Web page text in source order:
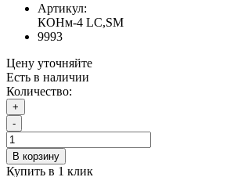
Артикул:
КОНм-4 LC,SM
9993
Цену уточняйте
Есть в наличии
Количество:
+
-
В корзину
Купить в 1 клик